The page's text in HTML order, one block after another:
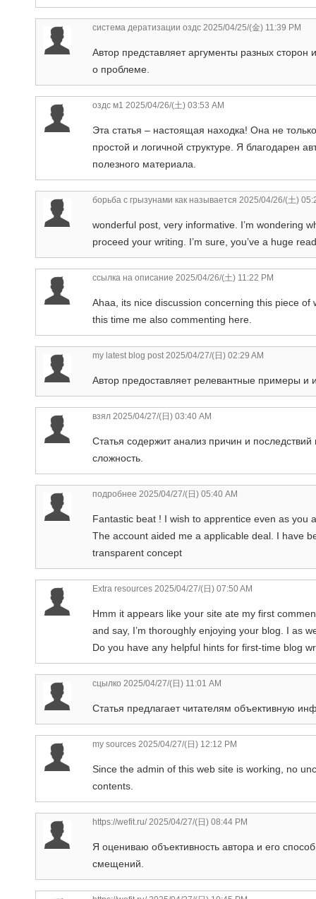
система дератизации оздс 2025/04/25/(金) 11:39 PM
Автор представляет аргументы разных сторон
о проблеме.
оздс м1 2025/04/26/(土) 03:53 AM
Эта статья – настоящая находка! Она не
простой и логичной структуре. Я благодарен
полезного материала.
борьба с грызунами как называется 2025/04/26/(土)
wonderful post, very informative. I’m wondering
proceed your writing. I’m sure, you’ve a huge
ссылка на описание 2025/04/26/(土) 11:22 PM
Ahaa, its nice discussion concerning this piece
this time me also commenting here.
my latest blog post2025/04/27/(日) 02:29 AM
Автор предоставляет релевантные примеры и
взял 2025/04/27/(日) 03:40 AM
Статья содержит анализ причин и
сложность.
подробнее 2025/04/27/(日) 05:40 AM
Fantastic beat ! I wish to apprentice even as you
The account aided me a applicable deal. I have
transparent concept
Extra resources 2025/04/27/(日) 07:50 AM
Hmm it appears like your site ate my first
and say, I’m thoroughly enjoying your blog. I as
Do you have any helpful hints for first-time blog
сцылко 2025/04/27/(日) 11:01 AM
Статья предлагает читателям объективную
my sources 2025/04/27/(日) 12:12 PM
Since the admin of this web site is working, no
contents.
https://wefit.ru/2025/04/27/(日) 08:44 PM
Я оцениваю объективность автора и его
смещений.